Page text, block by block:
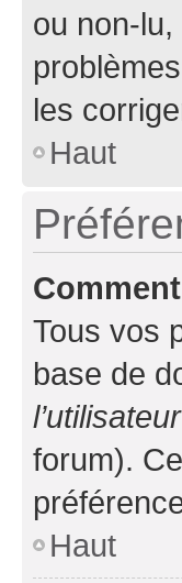
ou non-
les
Haut
Tous vos
base de
l’utilisateur
forum).
Haut